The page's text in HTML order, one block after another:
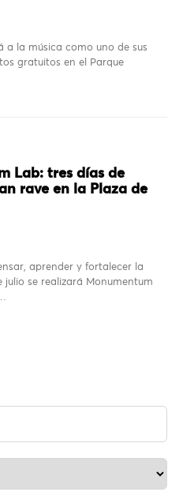
a la música como uno de sus
gratuitos en el Parque
Lab: tres días de
rave en la Plaza de
aprender y fortalecer la
julio se realizará Monumentum